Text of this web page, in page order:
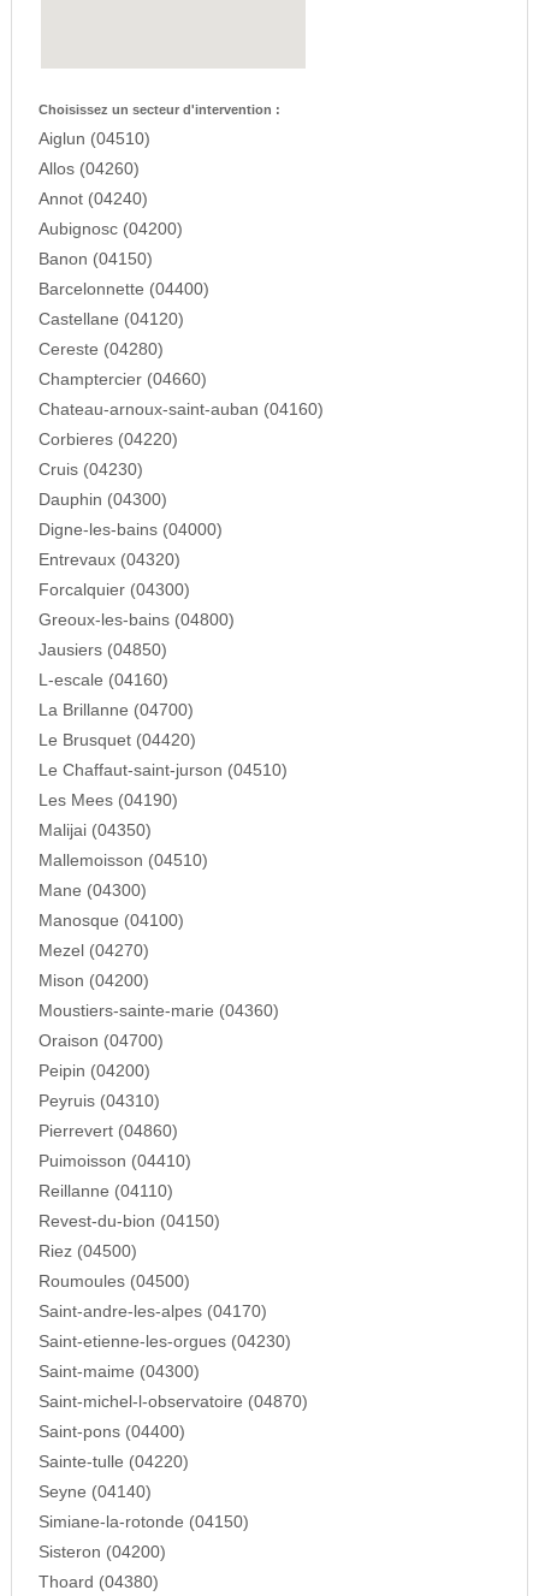
Choisissez un secteur d'intervention :
Aiglun (04510)
Allos (04260)
Annot (04240)
Aubignosc (04200)
Banon (04150)
Barcelonnette (04400)
Castellane (04120)
Cereste (04280)
Champtercier (04660)
Chateau-arnoux-saint-auban (04160)
Corbieres (04220)
Cruis (04230)
Dauphin (04300)
Digne-les-bains (04000)
Entrevaux (04320)
Forcalquier (04300)
Greoux-les-bains (04800)
Jausiers (04850)
L-escale (04160)
La Brillanne (04700)
Le Brusquet (04420)
Le Chaffaut-saint-jurson (04510)
Les Mees (04190)
Malijai (04350)
Mallemoisson (04510)
Mane (04300)
Manosque (04100)
Mezel (04270)
Mison (04200)
Moustiers-sainte-marie (04360)
Oraison (04700)
Peipin (04200)
Peyruis (04310)
Pierrevert (04860)
Puimoisson (04410)
Reillanne (04110)
Revest-du-bion (04150)
Riez (04500)
Roumoules (04500)
Saint-andre-les-alpes (04170)
Saint-etienne-les-orgues (04230)
Saint-maime (04300)
Saint-michel-l-observatoire (04870)
Saint-pons (04400)
Sainte-tulle (04220)
Seyne (04140)
Simiane-la-rotonde (04150)
Sisteron (04200)
Thoard (04380)